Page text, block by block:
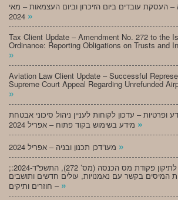
– העסקת עובדים ביום הזיכרון וביום העצמאות – מאי
»
Tax Client Update – Amendment No. 272 to the
Ordinance: Reporting Obligations on Trusts and
»
Aviation Law Client Update – Successful
Supreme Court Appeal Regarding Unrefunded
»
ופרטיות – עדכון לקוחות לעניין ניהול סיכוני אבטחת
»
»
;מעו”דכן מיסים – חוק לתיקון פקודת מס הכנסה (מס’ 272), התשפ”ד-2024:
המיסים בקשר עם נאמנויות, עולים חדשים ותושבים
חוזרים ותיקים – »